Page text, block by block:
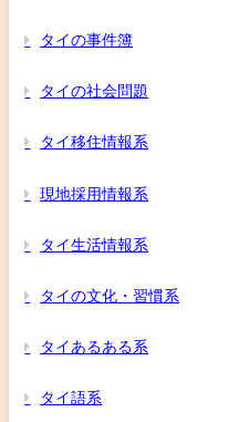
タイの事件簿
タイの社会問題
タイ移住情報系
現地採用情報系
タイ生活情報系
タイの文化・習慣系
タイあるある系
タイ語系